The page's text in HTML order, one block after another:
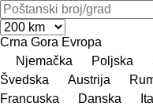
Crna Gora Evropa
Njemačka
Poljska
Švedska
Austrija
Francuska
Danska